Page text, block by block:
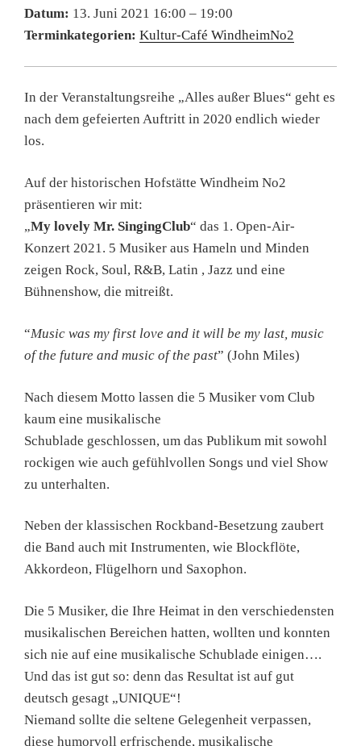
Datum: 13. Juni 2021 16:00 – 19:00
Terminkategorien: Kultur-Café WindheimNo2
In der Veranstaltungsreihe „Alles außer Blues“ geht es
nach dem gefeierten Auftritt in 2020 endlich wieder
los.
Auf der historischen Hofstätte Windheim No2
präsentieren wir mit:
„My lovely Mr. SingingClub“ das 1. Open-Air-
Konzert 2021. 5 Musiker aus Hameln und Minden
zeigen Rock, Soul, R&B, Latin , Jazz und eine
Bühnenshow, die mitreißt.
“Music was my first love and it will be my last, music
of the future and music of the past” (John Miles)
Nach diesem Motto lassen die 5 Musiker vom Club
kaum eine musikalische
Schublade geschlossen, um das Publikum mit sowohl
rockigen wie auch gefühlvollen Songs und viel Show
zu unterhalten.
Neben der klassischen Rockband-Besetzung zaubert
die Band auch mit Instrumenten, wie Blockflöte,
Akkordeon, Flügelhorn und Saxophon.
Die 5 Musiker, die Ihre Heimat in den verschiedensten
musikalischen Bereichen hatten, wollten und konnten
sich nie auf eine musikalische Schublade einigen….
Und das ist gut so: denn das Resultat ist auf gut
deutsch gesagt „UNIQUE“!
Niemand sollte die seltene Gelegenheit verpassen,
diese humorvoll erfrischende, musikalische